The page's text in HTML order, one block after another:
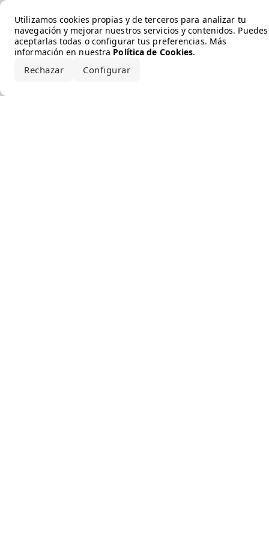
Utilizamos cookies propias y de terceros para analizar tu
navegación y mejorar nuestros servicios y contenidos. Puedes
aceptarlas todas o configurar tus preferencias. Más
información en nuestra Política de Cookies.
Rechazar Configurar
Error loading the brand